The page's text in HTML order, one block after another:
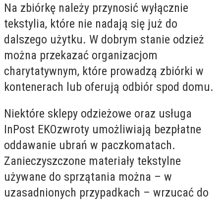
Na zbiórkę należy przynosić wyłącznie
tekstylia, które nie nadają się już do
dalszego użytku. W dobrym stanie odzież
można przekazać organizacjom
charytatywnym, które prowadzą zbiórki w
kontenerach lub oferują odbiór spod domu.
Niektóre sklepy odzieżowe oraz usługa
InPost EKOzwroty umożliwiają bezpłatne
oddawanie ubrań w paczkomatach.
Zanieczyszczone materiały tekstylne
używane do sprzątania można – w
uzasadnionych przypadkach – wrzucać do